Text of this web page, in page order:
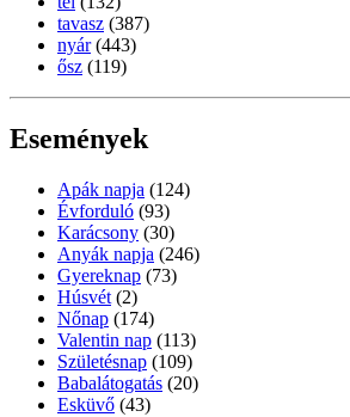
tavasz (387)
nyár (443)
ősz (119)
Események
Apák napja (124)
Évforduló (93)
Karácsony (30)
Anyák napja (246)
Gyereknap (73)
Húsvét (2)
Nőnap (174)
Valentin nap (113)
Születésnap (109)
Babalátogatás (20)
Esküvő (43)